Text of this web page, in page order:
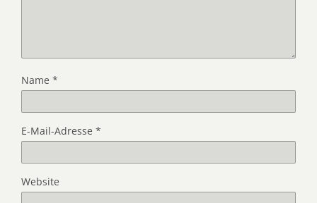
Name *
E-Mail-Adresse *
Website